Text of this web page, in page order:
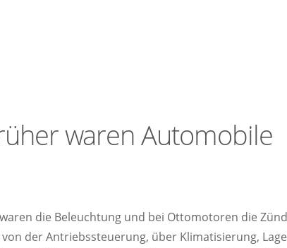
waren Automobile
die Beleuchtung und bei Ottomotoren die
der Antriebssteuerung, über Klimatisierung,